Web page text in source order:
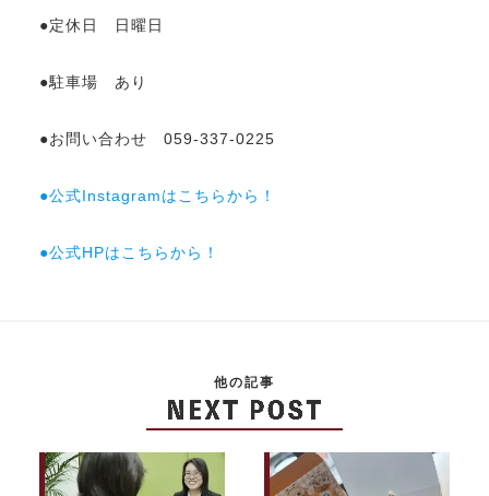
●定休日 日曜日
●駐車場 あり
●お問い合わせ 059-337-0225
●公式Instagramはこちらから！
●公式HPはこちらから！
他の記事